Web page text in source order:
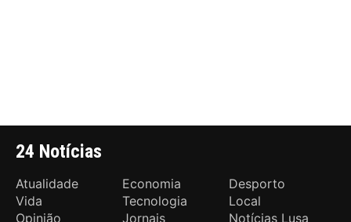
24 Notícias
Atualidade Economia
Desporto
Vida
Tecnologia
Local
Opinião
Jornais Notícias Lusa